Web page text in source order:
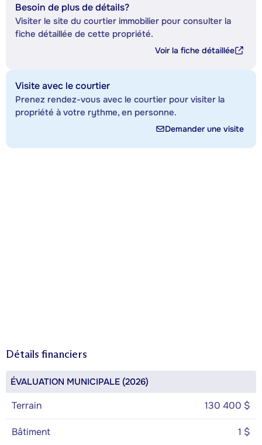
Besoin de plus de détails?
Visiter le site du courtier immobilier pour consulter la
fiche détaillée de cette propriété.
Voir la fiche détaillée
Visite avec le courtier
Prenez rendez-vous avec le courtier pour visiter la
propriété à votre rythme, en personne.
Demander une visite
Détails financiers
ÉVALUATION MUNICIPALE (2026)
Terrain 130 400 $
Bâtiment 1 $